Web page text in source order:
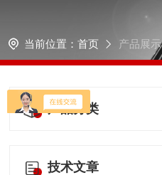
当前位置： 首页 产品展示
产品分类
技术文章